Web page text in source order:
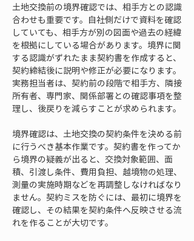
土地交換前の境界確認では、相手方との認識
合わせも重要です。自社側だけで資料を確認
していても、相手方が別の図面や過去の経緯
を根拠にしている場合があります。境界に関
する認識がずれたまま契約書を作成すると、
契約締結後に説明や修正が必要になります。
実務担当者は、契約前の段階で相手方、隣接
所有者、専門家、関係部署との確認事項を整
理し、後戻りを減らすことが求められます。
境界確認は、土地交換の契約条件を決める前
に行うべき基本作業です。契約書を作ってか
ら境界の疑義が出ると、交換対象範囲、面
積、引渡し条件、費用負担、越境物の処理、
測量の実施時期などを再調整しなければなり
ません。契約ミスを防ぐには、最初に境界を
確認し、その結果を契約条件へ反映させる流
れを作ることが大切です。